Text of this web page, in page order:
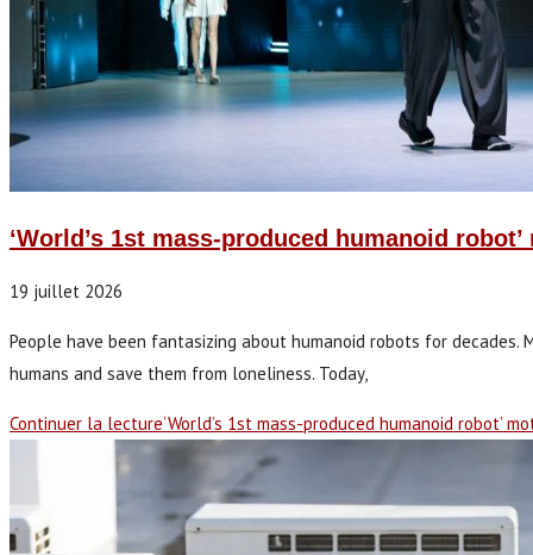
‘World’s 1st mass-produced humanoid
19 juillet 2026
People have been fantasizing about humanoid robots for
humans and save them from loneliness. Today,
Continuer la lecture‘World’s 1st mass-produced humanoid robot’